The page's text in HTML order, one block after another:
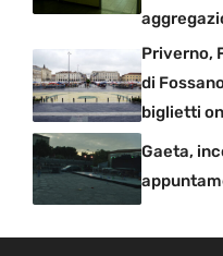
Priverno,
di
biglietti
Gaeta,